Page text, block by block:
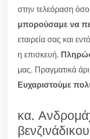
στην τελεόραση
μπορούσαμε να
εταιρεία σας και
η επισκευή.
μας. Πραγματικά
Ευχαριστούμε
κα.
βενζινάδικου